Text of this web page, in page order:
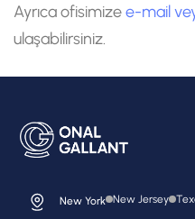
Ayrıca ofisimizee-mail
ulaşabilirsiniz.
New York New Jersey